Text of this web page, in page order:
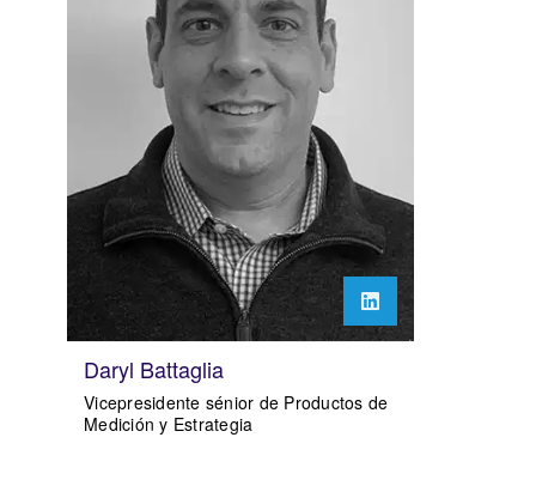
Daryl Battaglia
Vicepresidente sénior de Productos de
Medición y Estrategia